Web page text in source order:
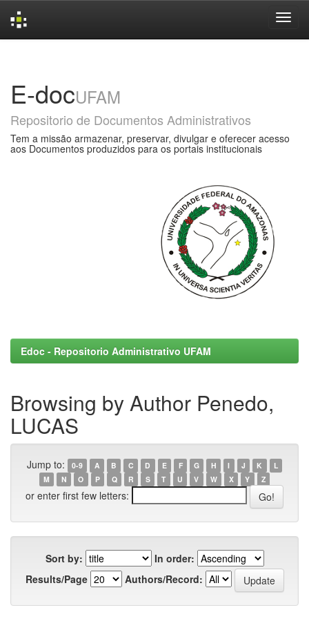
E-docUFAM
Repositorio de Documentos Administrativos
Tem a missão armazenar, preservar, divulgar e oferecer acesso
aos Documentos produzidos para os portais institucionais
Edoc - Repositorio Administrativo UFAM
Browsing by Author Penedo,
LUCAS
Jump to: 0-9 A B C D E F G H I J K
L
M
N O P Q R S T U V W X Y Z
or enter first few letters:
Sort by:
In order:
Results/Page
Authors/Record: